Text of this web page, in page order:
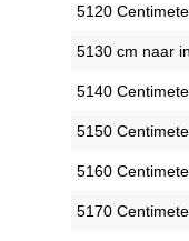
5120
5130 cm naar in
5140
5150
5160
5170